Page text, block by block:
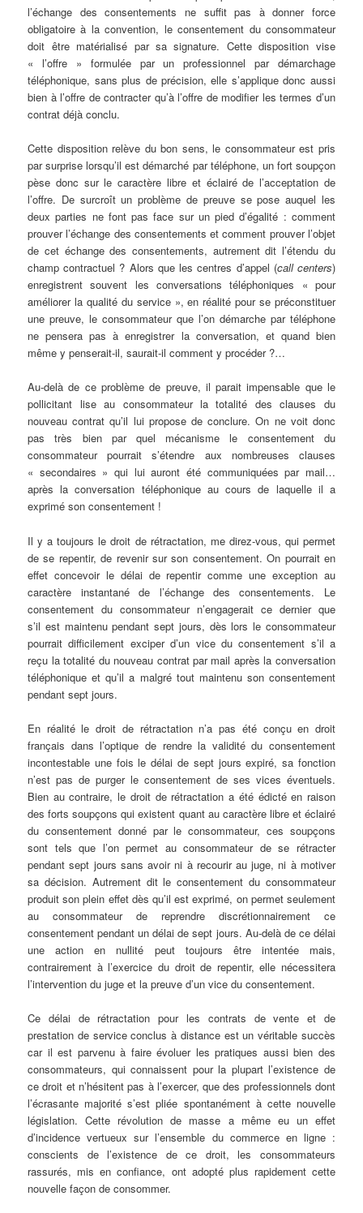
l’échange des consentements ne suffit pas à donner force
obligatoire à la convention, le consentement du consommateur
doit être matérialisé par sa signature. Cette disposition vise
« l’offre » formulée par un professionnel par démarchage
téléphonique, sans plus de précision, elle s’applique donc aussi
bien à l’offre de contracter qu’à l’offre de modifier les termes d’un
contrat déjà conclu.
Cette disposition relève du bon sens, le consommateur est pris
par surprise lorsqu’il est démarché par téléphone, un fort soupçon
pèse donc sur le caractère libre et éclairé de l’acceptation de
l’offre. De surcroît un problème de preuve se pose auquel les
deux parties ne font pas face sur un pied d’égalité : comment
prouver l’échange des consentements et comment prouver l’objet
de cet échange des consentements, autrement dit l’étendu du
champ contractuel ? Alors que les centres d’appel (call centers)
enregistrent souvent les conversations téléphoniques « pour
améliorer la qualité du service », en réalité pour se préconstituer
une preuve, le consommateur que l’on démarche par téléphone
ne pensera pas à enregistrer la conversation, et quand bien
même y penserait-il, saurait-il comment y procéder ?…
Au-delà de ce problème de preuve, il parait impensable que le
pollicitant lise au consommateur la totalité des clauses du
nouveau contrat qu’il lui propose de conclure. On ne voit donc
pas très bien par quel mécanisme le consentement du
consommateur pourrait s’étendre aux nombreuses clauses
« secondaires » qui lui auront été communiquées par mail…
après la conversation téléphonique au cours de laquelle il a
exprimé son consentement !
Il y a toujours le droit de rétractation, me direz-vous, qui permet
de se repentir, de revenir sur son consentement. On pourrait en
effet concevoir le délai de repentir comme une exception au
caractère instantané de l’échange des consentements. Le
consentement du consommateur n’engagerait ce dernier que
s’il est maintenu pendant sept jours, dès lors le consommateur
pourrait difficilement exciper d’un vice du consentement s’il a
reçu la totalité du nouveau contrat par mail après la conversation
téléphonique et qu’il a malgré tout maintenu son consentement
pendant sept jours.
En réalité le droit de rétractation n’a pas été conçu en droit
français dans l’optique de rendre la validité du consentement
incontestable une fois le délai de sept jours expiré, sa fonction
n’est pas de purger le consentement de ses vices éventuels.
Bien au contraire, le droit de rétractation a été édicté en raison
des forts soupçons qui existent quant au caractère libre et éclairé
du consentement donné par le consommateur, ces soupçons
sont tels que l’on permet au consommateur de se rétracter
pendant sept jours sans avoir ni à recourir au juge, ni à motiver
sa décision. Autrement dit le consentement du consommateur
produit son plein effet dès qu’il est exprimé, on permet seulement
au consommateur de reprendre discrétionnairement ce
consentement pendant un délai de sept jours. Au-delà de ce délai
une action en nullité peut toujours être intentée mais,
contrairement à l’exercice du droit de repentir, elle nécessitera
l’intervention du juge et la preuve d’un vice du consentement.
Ce délai de rétractation pour les contrats de vente et de
prestation de service conclus à distance est un véritable succès
car il est parvenu à faire évoluer les pratiques aussi bien des
consommateurs, qui connaissent pour la plupart l’existence de
ce droit et n’hésitent pas à l’exercer, que des professionnels dont
l’écrasante majorité s’est pliée spontanément à cette nouvelle
législation. Cette révolution de masse a même eu un effet
d’incidence vertueux sur l’ensemble du commerce en ligne :
conscients de l’existence de ce droit, les consommateurs
rassurés, mis en confiance, ont adopté plus rapidement cette
nouvelle façon de consommer.